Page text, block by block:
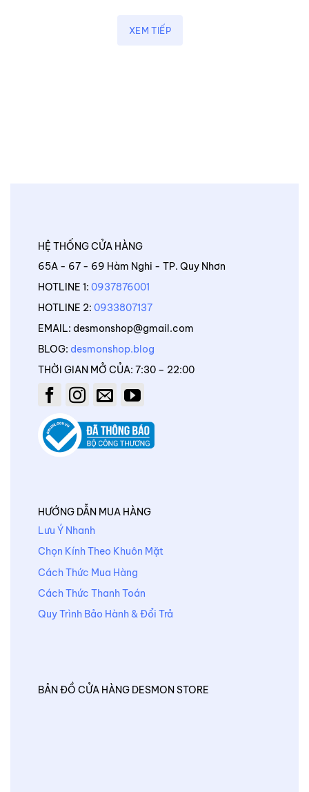
XEM TIẾP
HỆ THỐNG CỬA HÀNG
65A - 67 - 69 Hàm Nghi - TP. Quy Nhơn
HOTLINE 1: 0937876001
HOTLINE 2: 0933807137
EMAIL: desmonshop@gmail.com
BLOG: desmonshop.blog
THỜI GIAN MỞ CỦA: 7:30 – 22:00
HƯỚNG DẪN MUA HÀNG
Lưu Ý Nhanh
Chọn Kính Theo Khuôn Mặt
Cách Thức Mua Hàng
Cách Thức Thanh Toán
Quy Trình Bảo Hành & Đổi Trả
BẢN ĐỒ CỬA HÀNG DESMON STORE